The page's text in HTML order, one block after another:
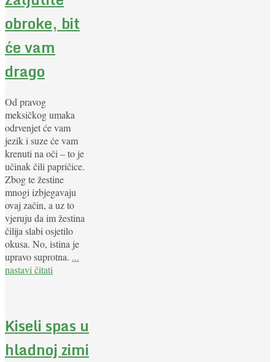
obroke, bit
će vam
drago
Od pravog
meksičkog umaka
odrvenjet će vam
jezik i suze će vam
krenuti na oči – to je
učinak čili papričice.
Zbog te žestine
mnogi izbjegavaju
ovaj začin, a uz to
vjeruju da im žestina
čilija slabi osjetilo
okusa. No, istina je
upravo suprotna. ...
nastavi čitati
Kiseli spas u
hladnoj zimi